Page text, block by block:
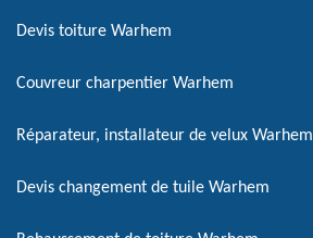
Devis toiture Warhem
Couvreur charpentier Warhem
Réparateur, installateur de velux Warhem
Devis changement de tuile Warhem